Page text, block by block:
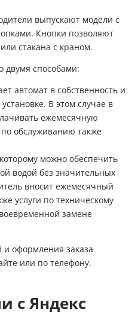
выпускают модели с
Кнопки позволяют
стакана с краном.
двумя способами:
автомат в собственность и
В этом случае в
ежемесячную
обслуживанию также
можно обеспечить
водой без значительных
вносит ежемесячный
услуги по техническому
замене
и оформления заказа
или по телефону.
с Яндекс